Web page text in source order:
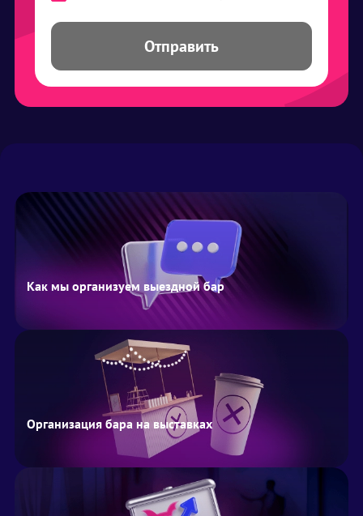
Отправить
Как мы организуем выездной бар
Организация бара на выставках